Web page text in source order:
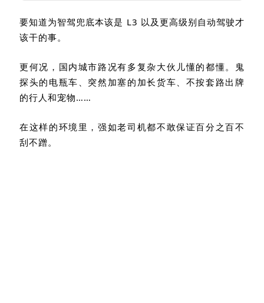
要知道为智驾兜底本该是 L3 以及更高级别自动驾驶才
该干的事。
更何况，国内城市路况有多复杂大伙儿懂的都懂。鬼
探头的电瓶车、突然加塞的加长货车、不按套路出牌
的行人和宠物……
在这样的环境里，强如老司机都不敢保证百分之百不
刮不蹭。